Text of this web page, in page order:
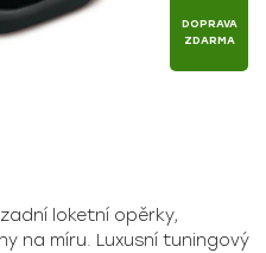
loketní opěrky,
na míru. Luxusní tuningový
DOPRAVA
ZDARMA